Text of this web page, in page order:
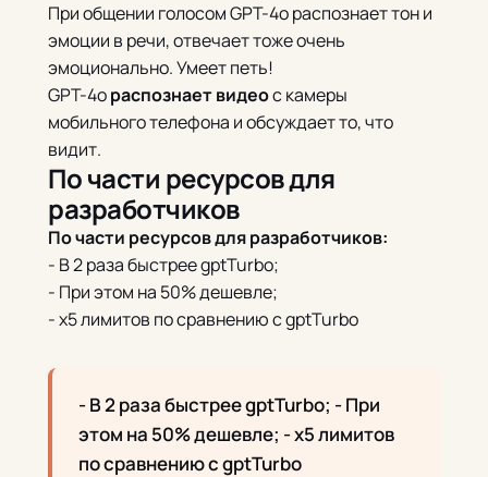
При общении голосом GPT-4o распознает тон и
эмоции в речи, отвечает тоже очень
эмоционально. Умеет петь!
GPT-4oраспознает видеос камеры
мобильного телефона и обсуждает то, что
видит.
По части ресурсов для
разработчиков
По части ресурсов для разработчиков:
- В 2 раза быстрее gptTurbo;
- При этом на 50% дешевле;
- х5 лимитов по сравнению с gptTurbo
- В 2 раза быстрее gptTurbo; - При
этом на 50% дешевле; - х5 лимитов
по сравнению с gptTurbo